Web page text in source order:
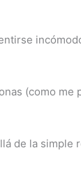
(como me
de la